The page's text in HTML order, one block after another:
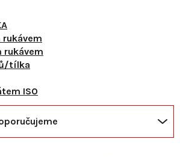
rukávem
tílka
ISO